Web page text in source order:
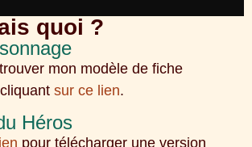
quoi ?
mon modèle de fiche
sur ce lien.
Héros
pour télécharger une version